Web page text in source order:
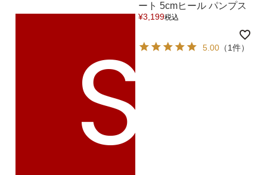
S
ート 5cmヒール パンプス
送料無料
¥3,199税込
5.00 （1件）